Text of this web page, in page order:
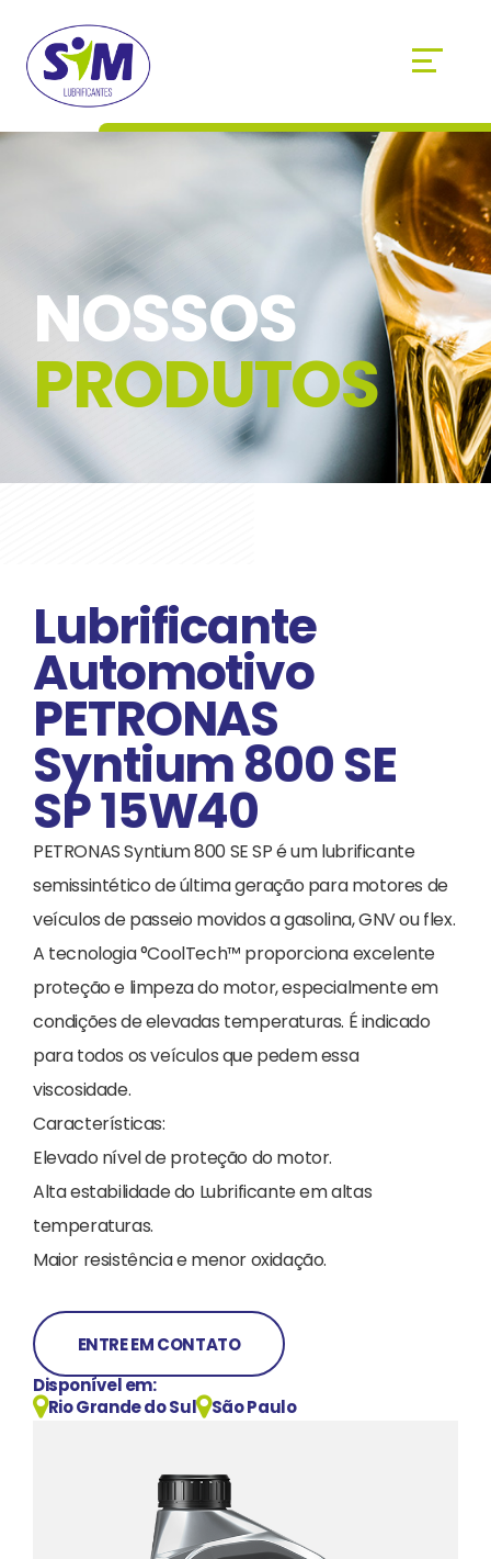
NOSSOS
PRODUTOS
Lubrificante
Automotivo
PETRONAS
Syntium 800 SE
SP 15W40
PETRONAS Syntium 800 SE SP é um lubrificante
semissintético de última geração para motores de
veículos de passeio movidos a gasolina, GNV ou flex.
A tecnologia °CoolTech™ proporciona excelente
proteção e limpeza do motor, especialmente em
condições de elevadas temperaturas. É indicado
para todos os veículos que pedem essa
viscosidade.
Características:
Elevado nível de proteção do motor.
Alta estabilidade do Lubrificante em altas
temperaturas.
Maior resistência e menor oxidação.
ENTRE EM CONTATO
Disponível em:
Rio Grande do Sul
São Paulo